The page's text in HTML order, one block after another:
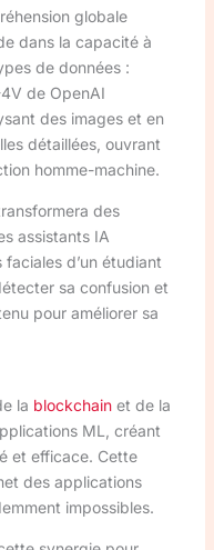
globale
dans la capacité à
de données :
de OpenAI
des images et en
détaillées, ouvrant
homme-machine.
des
assistants IA
d’un étudiant
sa confusion et
pour améliorer sa
la blockchainet de la
ML, créant
et efficace. Cette
des applications
impossibles.